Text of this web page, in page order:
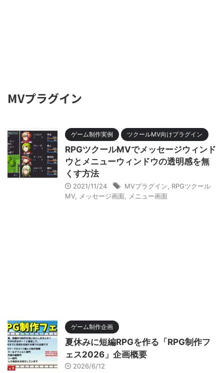
MVプラグイン
ゲーム制作実例 ツクールMV向けプラグイン
RPGツクールMVでメッセージウィンド
ウとメニューウィンドウの透明感を無
くす方法
2021/11/24 MVプラグイン
RPGツクール
MV, メッセージ画面 メニュー画面
ゲーム制作企画
夏休みに短編RPGを作る「RPG制作フ
ェス2026」企画概要
2026/6/12